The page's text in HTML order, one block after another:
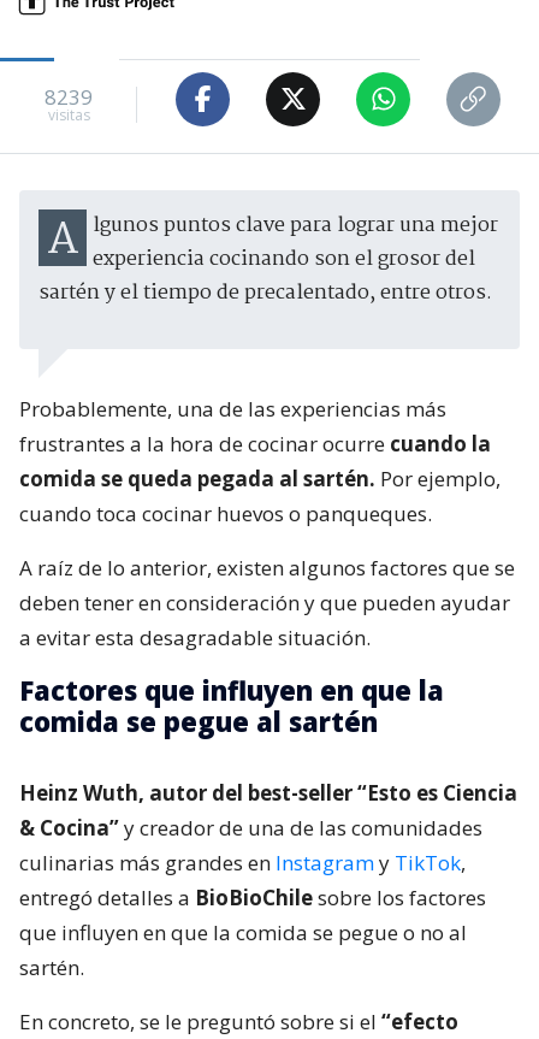
8239
visitas
Algunos puntos clave para lograr una mejor experiencia cocinando son el grosor del
sartén y el tiempo de precalentado, entre otros.
Probablemente, una de las experiencias más
frustrantes a la hora de cocinar ocurre cuando la
comida se queda pegada al sartén. Por ejemplo,
cuando toca cocinar huevos o panqueques.
A raíz de lo anterior, existen algunos factores que se
deben tener en consideración y que pueden ayudar
a evitar esta desagradable situación.
Factores que influyen en que la
comida se pegue al sartén
Heinz Wuth, autor del best-seller “Esto es Ciencia
& Cocina”y creador de una de las comunidades
culinarias más grandes en Instagramy TikTok,
entregó detalles a BioBioChilesobre los factores
que influyen en que la comida se pegue o no al
sartén.
En concreto, se le preguntó sobre si el “efecto